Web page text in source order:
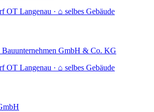
OT Langenau · ⌂ selbes Gebäude
GmbH & Co. KG
OT Langenau · ⌂ selbes Gebäude